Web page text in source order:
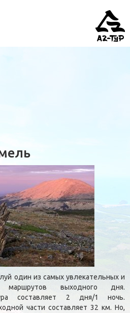
один из самых увлекательных и
маршрутов выходного дня.
составляет 2 дня/1 ночь.
части составляет 32 км. Но,